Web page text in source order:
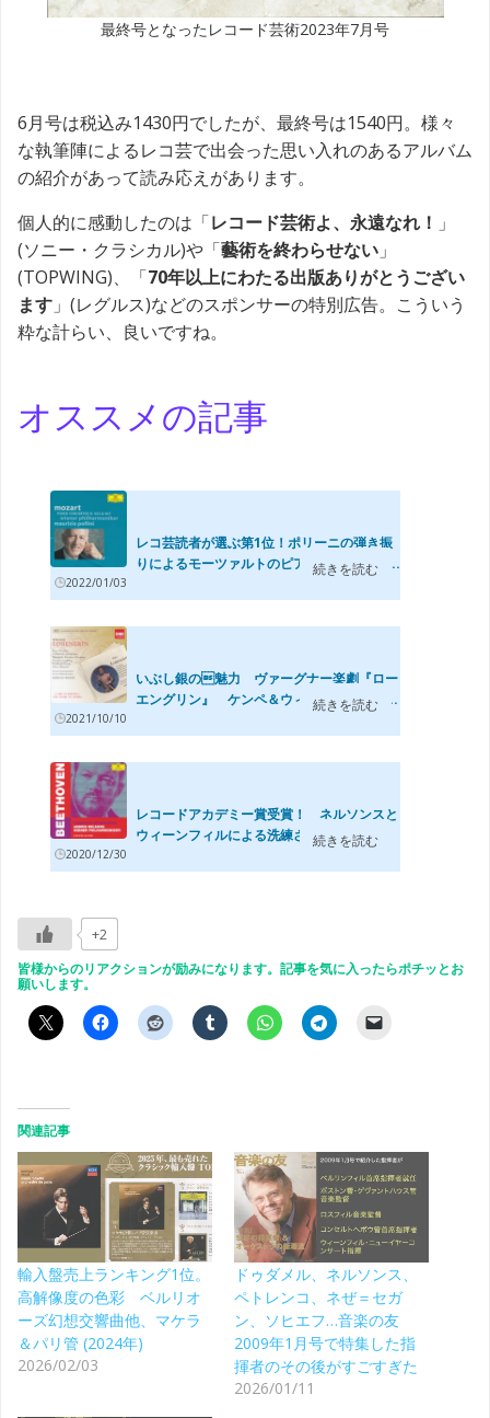
最終号となったレコード芸術2023年7月号
6月号は税込み1430円でしたが、最終号は1540円。様々
な執筆陣によるレコ芸で出会った思い入れのあるアルバム
の紹介があって読み応えがあります。
個人的に感動したのは「レコード芸術よ、永遠なれ！ 」
(ソニー・クラシカル)や「藝術を終わらせない 」
(TOPWING)、「70年以上にわたる出版ありがとうござい
ます 」(レグルス)などのスポンサーの特別広告。こういう
粋な計らい、良いですね。
オススメの記事
レコ芸読者が選ぶ第1位！ポリーニの弾き振
りによるモーツァルトのピアノ協奏曲第17...
2022/01/03
続きを読む
いぶし銀の魅力 ヴァーグナー楽劇『ロー
エングリン』 ケンペ＆ウィーンフィル(1...
2021/10/10
続きを読む
レコードアカデミー賞受賞！ ネルソンスと
ウィーンフィルによる洗練されたベート...
2020/12/30
続きを読む
+2
皆様からのリアクションが励みになります。記事を気に入ったらポチッとお
願いします。
関連記事
輸入盤売上ランキング1位。
高解像度の色彩 ベルリオ
ーズ幻想交響曲他、マケラ
＆パリ管 (2024年)
2026/02/03
ドゥダメル、ネルソンス、
ペトレンコ、ネぜ＝セガ
ン、ソヒエフ…音楽の友
2009年1月号で特集した指
揮者のその後がすごすぎた
2026/01/11